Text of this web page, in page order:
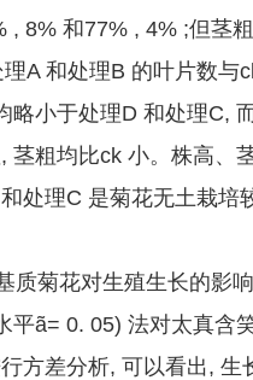
, 8% 和77% , 4% ;但茎
A 和处理B 的叶片数与
略小于处理D 和处理C,
茎粗均比ck 小。株高、
处理C 是菊花无土栽培
菊花对生殖生长的影响
平ã= 0. 05) 法对太真含
方差分析, 可以看出, 生